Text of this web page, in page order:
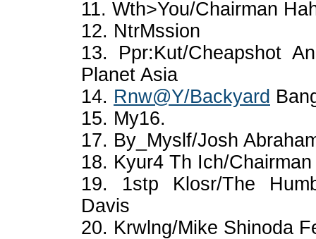
11. Wth>You/Chairman
12. NtrMssion
13. Ppr:Kut/Cheapshot
Planet Asia
14. Rnw@Y/Backyard
15. My16.
17. By_Myslf/Josh
18. Kyur4 Th Ich/
19. 1stp Klosr/The
Davis
20. Krwlng/Mike Shinoda